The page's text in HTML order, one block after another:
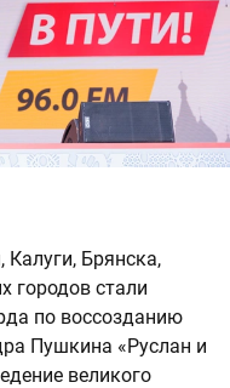
Брянска,
городов стали
по воссозданию
Пушкина «Руслан и
великого